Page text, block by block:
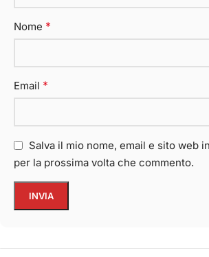
Nome *
Email *
Salva il mio nome, email e sito web
per la prossima volta che commento.